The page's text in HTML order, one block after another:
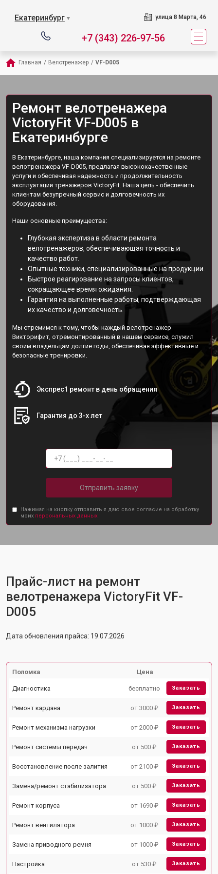
Екатеринбург ▼ улица 8 Марта, 46
+7 (343) 226-97-56
Главная / Велотренажер / VF-D005
Ремонт велотренажера
VictoryFit VF-D005 в
Екатеринбурге
В Екатеринбурге, наша компания специализируется на ремонте
велотренажера VF-D005, предлагая высококачественные
услуги и обеспечивая надежность и продолжительность
эксплуатации тренажеров VictoryFit. Наша цель - обеспечить
клиентам безупречный сервис и долговечность их
оборудования.
Наши основные преимущества:
Глубокая экспертиза в области ремонта
велотренажеров, обеспечивающая точность и
качество работ.
Опытные техники, специализированные на продукции.
Быстрое реагирование на запросы клиентов,
сокращающее время ожидания.
Гарантия на выполненные работы, подтверждающая
их качество и долговечность.
Мы стремимся к тому, чтобы каждый велотренажер
Викторифит, отремонтированный в нашем сервисе, служил
своим владельцам долгие годы, обеспечивая эффективные и
безопасные тренировки.
Экспрес1 ремонт в день обращения
Гарантия до 3-х лет
Отправить заявку
Нажимая на кнопку отправить я даю свое согласие на обработку
моих персональных данных.
Прайс-лист на ремонт
велотренажера VictoryFit VF-
D005
Дата обновления прайса: 19.07.2026
Поломка Цена
Диагностика бесплатно Заказать
Ремонт кардана от 3000 ₽ Заказать
Ремонт механизма нагрузки от 2000 ₽ Заказать
Ремонт системы передач от 500 ₽ Заказать
Восстановление после залития от 2100 ₽ Заказать
Замена/ремонт стабилизатора от 500 ₽ Заказать
Ремонт корпуса от 1690 ₽ Заказать
Ремонт вентилятора от 1000 ₽ Заказать
Замена приводного ремня от 1000 ₽ Заказать
Настройка от 530 ₽ Заказать